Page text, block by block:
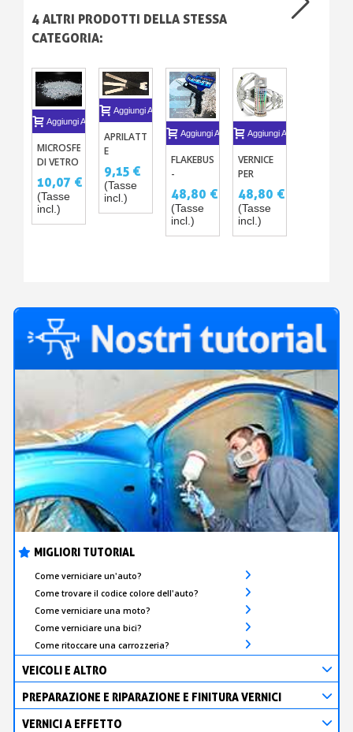
MIGLIORI TUTORIAL
Come verniciare un'auto?
Come trovare il codice colore dell'auto?
Come verniciare una moto?
Come verniciare una bici?
Come ritoccare una carrozzeria?
VEICOLI E ALTRO
PREPARAZIONE E RIPARAZIONE E FINITURA VERNICI
VERNICI A EFFETTO
4 ALTRI PRODOTTI DELLA STESSA
CATEGORIA:
Aggiungi Al Carrello
MICROSFERE
DI VETRO
10,07 €
(Tasse
incl.)
Aggiungi Al Carrello
APRILATTA
E
AGITATORE
PER
VERNICE
CARROZZERIA
9,15 €
(Tasse
incl.)
Aggiungi Al Carrello
FLAKEBUSTER
-
PISTOLA
DI
POLVERI
48,80 €
(Tasse
incl.)
Aggiungi Al Carrello
VERNICE
PER
RIFLETTORE
OTTICO
FARI
48,80 €
(Tasse
incl.)